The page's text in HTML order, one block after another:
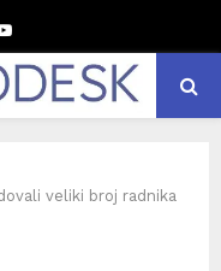
Youtube
veliki broj radnika